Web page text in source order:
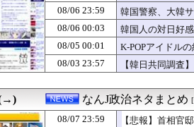
【悲報】極左活動家、平和記
【悲報】Googleのエンジニア
ワイルドベリーズ経営陣、倉
【おんＪ株式投資部】サンリ
太陽光発電所で、銅線およそ
日産e-power、無給油で
もうれいわって言われなくな
ジャンポケ斎藤と代理人のや
【悲報】財務省「レジ都合で
08/06 23:59
韓国警察、大韓
08/06 00:03
韓国人の対日好
08/05 00:01
K-POPアイドル
08/03 23:57
【韓日共同調査
なんJ政治ネタまとめ
08/07 23:59
【悲報】首相官